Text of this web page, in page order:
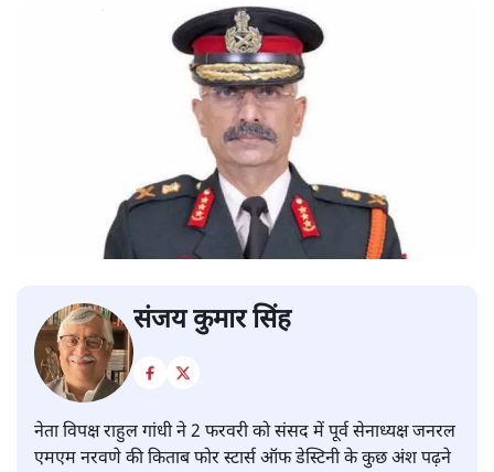
संजय कुमार सिंह
नेता विपक्ष राहुल गांधी ने 2 फरवरी को संसद में पूर्व सेनाध्यक्ष जनरल
एमएम नरवणे की किताब फोर स्टार्स ऑफ डेस्टिनी के कुछ अंश पढ़ने